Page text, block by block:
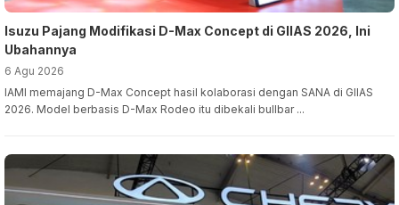
Isuzu Pajang Modifikasi D-Max Concept di GIIAS 2026, Ini
Ubahannya
6 Agu 2026
IAMI memajang D-Max Concept hasil kolaborasi dengan SANA di GIIAS
2026. Model berbasis D-Max Rodeo itu dibekali bullbar ...